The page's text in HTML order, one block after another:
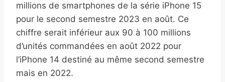
millions de smartphones de la série iPhone 15
pour le second semestre 2023 en août. Ce
chiffre serait inférieur aux 90 à 100 millions
d’unités commandées en août 2022 pour
l’iPhone 14 destiné au même second semestre
mais en 2022.